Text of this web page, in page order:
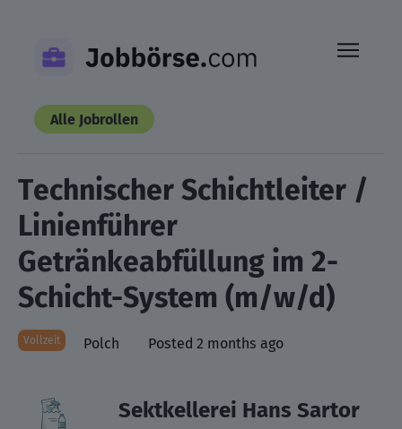
content
Alle Jobrollen
Technischer Schichtleiter /
Linienführer
Getränkeabfüllung im 2-
Schicht-System (m/w/d)
Vollzeit Polch Posted 2 months ago
Sektkellerei Hans Sartor